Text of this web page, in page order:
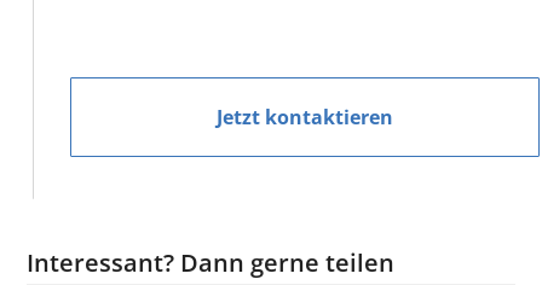
Jetzt kontaktieren
Interessant? Dann gerne teilen